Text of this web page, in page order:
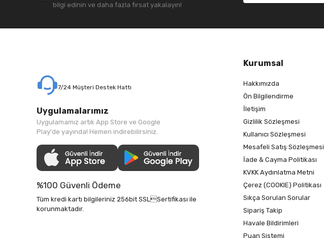
bilgi edinin ve daha fazla fırsat yakalayın!
7/24 Müşteri Destek Hattı
Uygulamalarımız
Uygulamamız artık App Store ve Google
Play'de yayında! Hemen indirebilirsiniz.
%100 Güvenli Ödeme
Tüm kredi kartı bilgileriniz 256bit SSLSertifikası ile
korunmaktadır.
Kurumsal
Hakkımızda
Ön Bilgilendirme
İletişim
Gizlilik Sözleşmesi
Kullanıcı Sözleşmesi
Mesafeli Satış Sözleşmesi
İade & Cayma Politikası
KVKK Aydınlatma Metni
Çerez (COOKIE) Politikası
Sıkça Sorulan Sorular
Sipariş Takip
Havale Bildirimleri
Puan Sistemi